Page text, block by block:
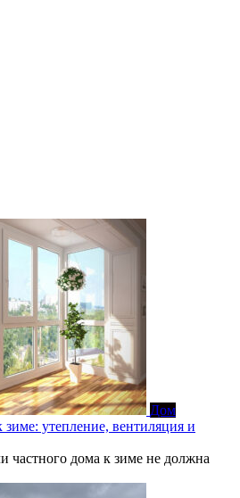
Дом
утепление, вентиляция и
частного дома к зиме не должна